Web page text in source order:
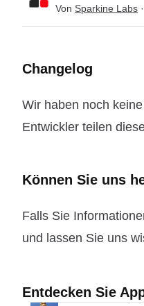
Von Sparkine Labs
Changelog
Wir haben noch
Entwickler teilen
Können Sie uns
Falls Sie
und lassen Sie uns
Entdecken Sie